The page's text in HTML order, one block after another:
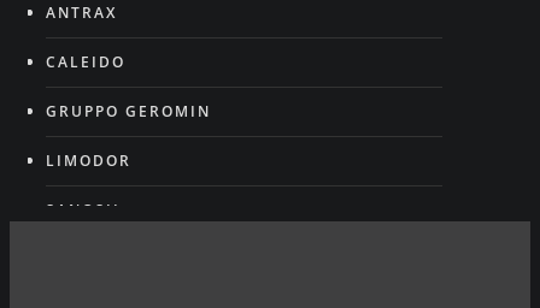
ANTRAX
CALEIDO
GRUPPO GEROMIN
LIMODOR
SANOSIL